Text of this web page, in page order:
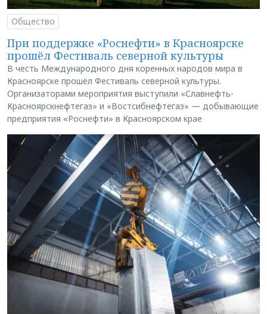
Общество
При поддержке «Роснефти» в Красноярске
прошёл Фестиваль северной культуры
В честь Международного дня коренных народов мира в
Красноярске прошёл Фестиваль северной культуры.
Организаторами мероприятия выступили «Славнефть-
Красноярскнефтегаз» и «Востсибнефтегаз» — добывающие
предприятия «Роснефти» в Красноярском крае